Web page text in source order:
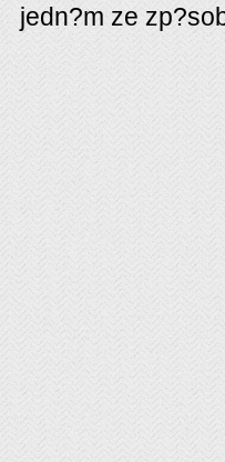
jedn?m ze